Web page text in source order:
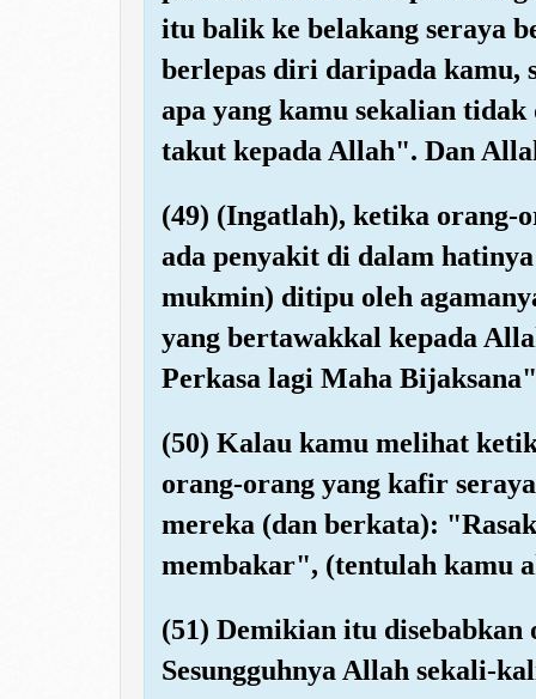
itu balik ke belakang seraya
berlepas diri daripada kamu,
apa yang kamu sekalian tidak
takut kepada Allah". Dan
(49) (Ingatlah), ketika orang-
ada penyakit di dalam
mukmin) ditipu oleh
yang bertawakkal kepada
Perkasa lagi Maha
(50) Kalau kamu melihat
orang-orang yang kafir
mereka (dan berkata):
membakar", (tentulah kamu
(51) Demikian itu
Sesungguhnya Allah sekali-